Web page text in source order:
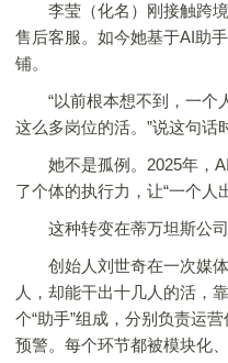
李莹（化名）刚接触跨境
售后客服。如今她基于AI助
铺。
“以前根本想不到，一个
这么多岗位的活。”说这句话
她不是孤例。2025年，AI
了个体的执行力，让“一个人
这种转变在蒂万坦斯公司
创始人刘世奇在一次媒体
人，却能干出十几人的活，
个“助手”组成，分别负责运
预警。每个环节都被模块化